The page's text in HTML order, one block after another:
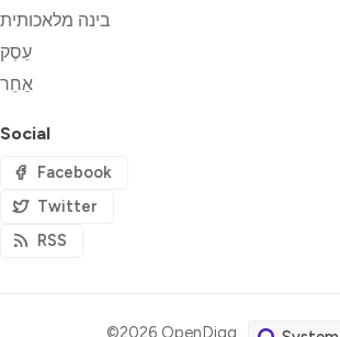
בינה מלאכותית
עֵסֶק
אַחֵר
Social
Facebook
Twitter
RSS
©2026 OpenDigg